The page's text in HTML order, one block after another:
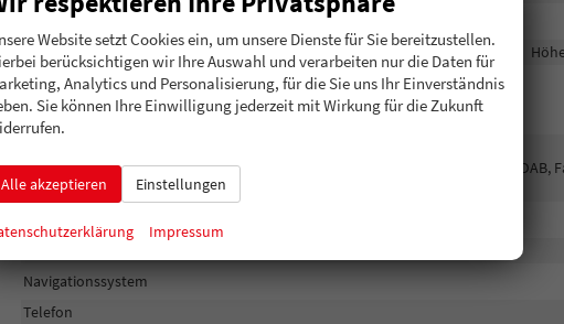
Sitze: Lordosenstütze
Sitze: Verstellbarkeit
Infotainment & Kommunikation
Radio/MP3-Player, Radio, Schnittstelle MP3, Schnittstelle USB, Digitalradio DAB,
CarPlay, Musikstreaming integriert, Touchscreen
Navigationssystem
Telefon
Website setzt Cookies ein, um unsere Dienste für Sie bereitzustellen.
berücksichtigen wir Ihre Auswahl und verarbeiten nur die Daten für
Analytics und Personalisierung, für die Sie uns Ihr Einverständnis
Sie können Ihre Einwilligung jederzeit mit Wirkung für die Zukunft
Alle akzeptieren Einstellungen
Impressum